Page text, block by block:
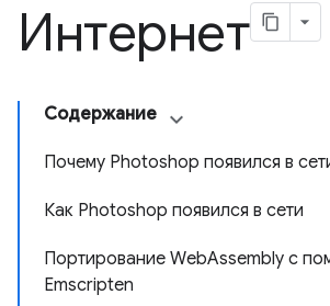
Интернет
Содержание
Почему Photoshop появился в
Как Photoshop появился в сети
Портирование WebAssembly с
Emscripten